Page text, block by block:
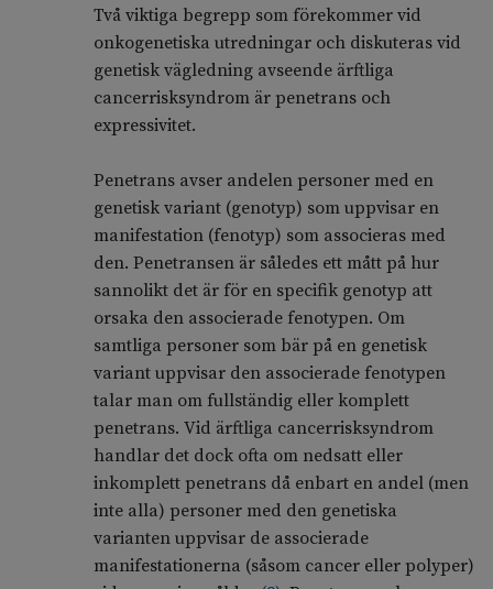
Två viktiga begrepp som förekommer vid
onkogenetiska utredningar och diskuteras vid
genetisk vägledning avseende ärftliga
cancerrisksyndrom är penetrans och
expressivitet.
Penetrans avser andelen personer med en
genetisk variant (genotyp) som uppvisar en
manifestation (fenotyp) som associeras med
den. Penetransen är således ett mått på hur
sannolikt det är för en specifik genotyp att
orsaka den associerade fenotypen. Om
samtliga personer som bär på en genetisk
variant uppvisar den associerade fenotypen
talar man om fullständig eller komplett
penetrans. Vid ärftliga cancerrisksyndrom
handlar det dock ofta om nedsatt eller
inkomplett penetrans då enbart en andel (men
inte alla) personer med den genetiska
varianten uppvisar de associerade
manifestationerna (såsom cancer eller polyper)